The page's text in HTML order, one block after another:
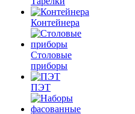
Контейнера
Столовые
приборы
ПЭТ